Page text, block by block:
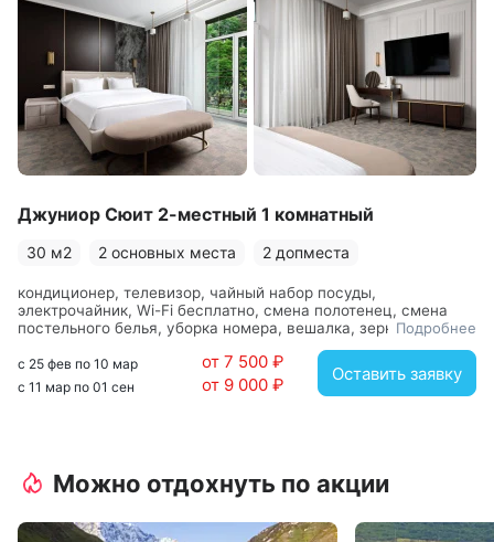
Джуниор Сюит 2-местный 1 комнатный
30 м2 2 основных места 2 допместа
кондиционер, телевизор, чайный набор посуды,
электрочайник, Wi-Fi бесплатно, смена полотенец, смена
постельного белья, уборка номера, вешалка, зеркало,
шкаф, с душевой кабиной, туалетные принадлежности, фен
Подробнее
с 25 фев по 10 мар от 7 500 ₽
с 11 мар по 01 сен от 9 000 ₽
Оставить заявку
Можно отдохнуть по акции